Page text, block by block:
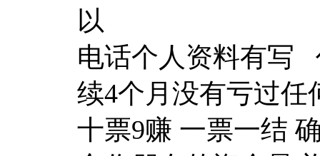
以
电话个人资料有写
续4个月没有亏过任
十票9赚 一票一结